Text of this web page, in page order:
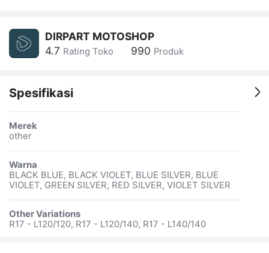
DIRPART MOTOSHOP
4.7 Rating Toko 990 Produk
Spesifikasi
Merek
other
Warna
BLACK BLUE, BLACK VIOLET, BLUE SILVER, BLUE
VIOLET, GREEN SILVER, RED SILVER, VIOLET SILVER
Other Variations
R17 - L120/120, R17 - L120/140, R17 - L140/140